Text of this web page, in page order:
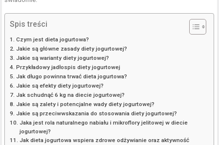
Spis treści
Czym jest dieta jogurtowa?
Jakie są główne zasady diety jogurtowej?
Jakie są warianty diety jogurtowej?
Przykładowy jadłospis diety jogurtowej
Jak długo powinna trwać dieta jogurtowa?
Jakie są efekty diety jogurtowej?
Jak schudnąć 6 kg na diecie jogurtowej?
Jakie są zalety i potencjalne wady diety jogurtowej?
Jakie są przeciwwskazania do stosowania diety jogurtowej?
Jaka jest rola naturalnego nabiału i mikroflory jelitowej w diecie
jogurtowej?
Jak dieta jogurtowa wspiera zdrowe odżywianie oraz aktywność